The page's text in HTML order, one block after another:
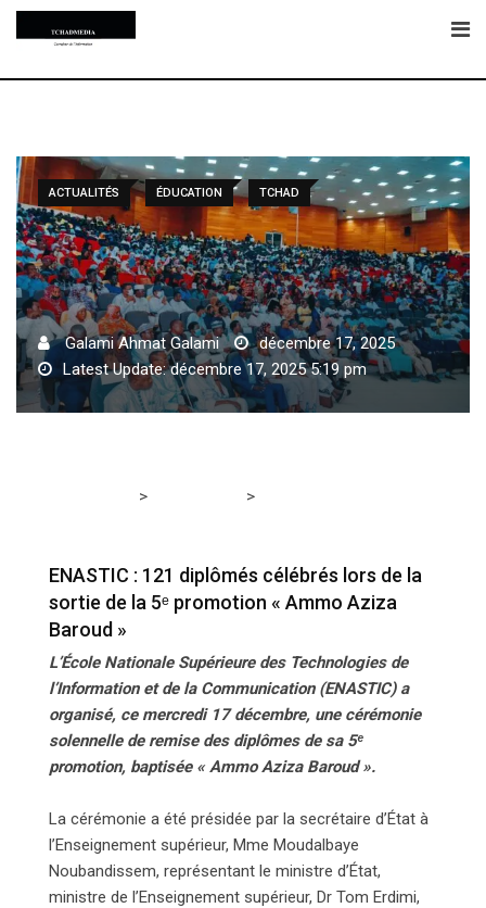
Skip
ACTUALITÉS ÉDUCATION TCHAD
Galami Ahmat Galami
décembre 17, 2025
Latest Update: décembre 17, 2025 5:19 pm
> >
ENASTIC : 121 diplômés célébrés lors de la
sortie de la 5ᵉ promotion « Ammo Aziza
Baroud »
L’École Nationale Supérieure des Technologies de
l’Information et de la Communication (ENASTIC) a
organisé, ce mercredi 17 décembre, une cérémonie
solennelle de remise des diplômes de sa 5ᵉ
promotion, baptisée « Ammo Aziza Baroud ».
La cérémonie a été présidée par la secrétaire d’État à
l’Enseignement supérieur, Mme Moudalbaye
Noubandissem, représentant le ministre d’État,
ministre de l’Enseignement supérieur, Dr Tom Erdimi,